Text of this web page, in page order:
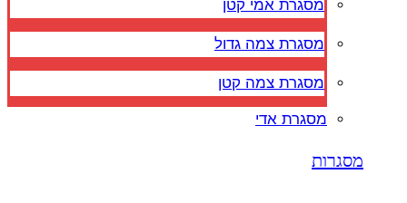
מסגרת אמי קטן
מסגרת צמה גדול
מסגרת צמה קטן
מסגרת אדי
מסגרות